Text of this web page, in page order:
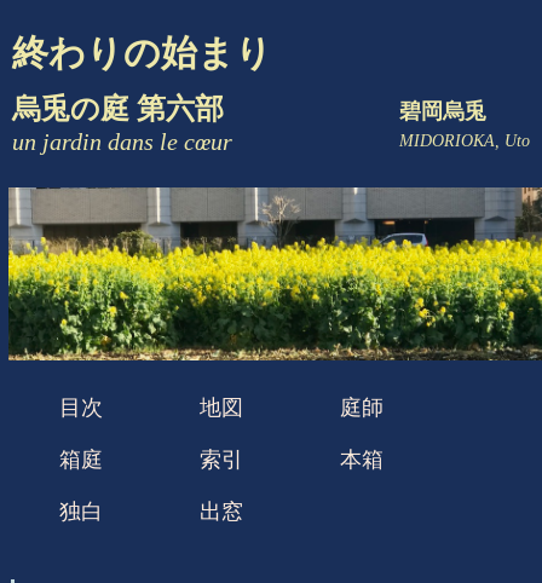
終わりの始まり
烏兎の庭 第六部
un jardin dans le cœur
碧岡烏兎
MIDORIOKA, Uto
目次 地図 庭師
箱庭 索引 本箱
独白 出窓